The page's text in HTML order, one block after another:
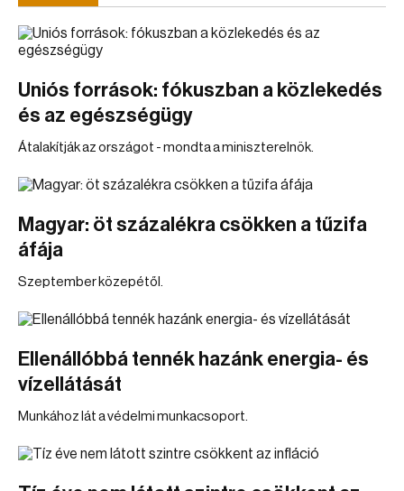
Uniós források: fókuszban a közlekedés
és az egészségügy
Átalakítják az országot - mondta a miniszterelnök.
Magyar: öt százalékra csökken a tűzifa
áfája
Szeptember közepétől.
Ellenállóbbá tennék hazánk energia- és
vízellátását
Munkához lát a védelmi munkacsoport.